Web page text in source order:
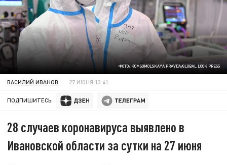
ФОТО: KOMSOMOLSKAYA PRAVDA/GLOBAL LOOK PRESS
ВАСИЛИЙ ИВАНОВ 27 ИЮНЯ 13:41
ПОДПИШИТЕСЬ:
28 случаев коронавируса выявлено в
Ивановской области за сутки на 27 июня